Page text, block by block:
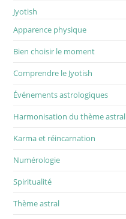
Jyotish
Apparence physique
Bien choisir le moment
Comprendre le Jyotish
Événements astrologiques
Harmonisation du thème astral
Karma et réincarnation
Numérologie
Spiritualité
Thème astral